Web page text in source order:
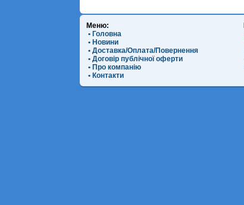
Меню:
• Головна
• Новини
• Доставка/Оплата/Повернення
• Договір публічної оферти
• Про компанію
• Контакти